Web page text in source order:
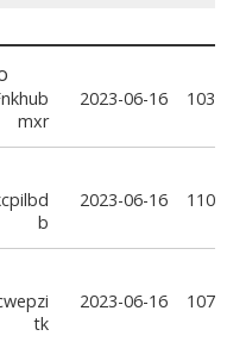
mxr
2023-06-16 103
b
2023-06-16 110
tk
2023-06-16 107